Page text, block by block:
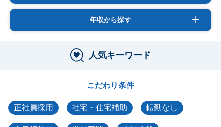
年収から探す
人気キーワード
こだわり条件
正社員採用 社宅・住宅補助 転勤なし